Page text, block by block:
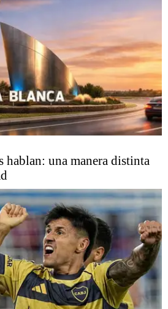
hablan: una manera distinta